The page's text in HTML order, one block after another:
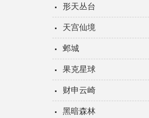
形天丛台
天宫仙境
邺城
果克星球
财申云崎
黑暗森林